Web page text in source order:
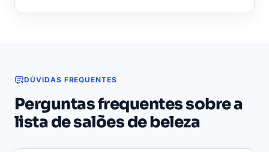
DÚVIDAS FREQUENTES
Perguntas frequentes sobre a
lista de salões de beleza